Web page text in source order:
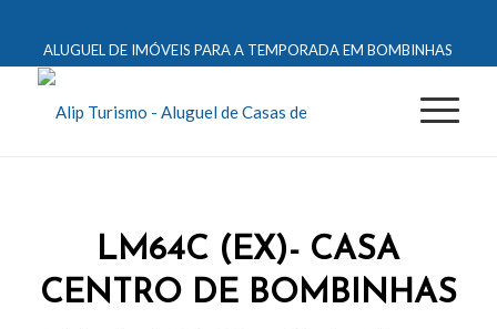
ALUGUEL DE IMÓVEIS PARA A TEMPORADA EM BOMBINHAS
LM64C (EX)- CASA
CENTRO DE BOMBINHAS